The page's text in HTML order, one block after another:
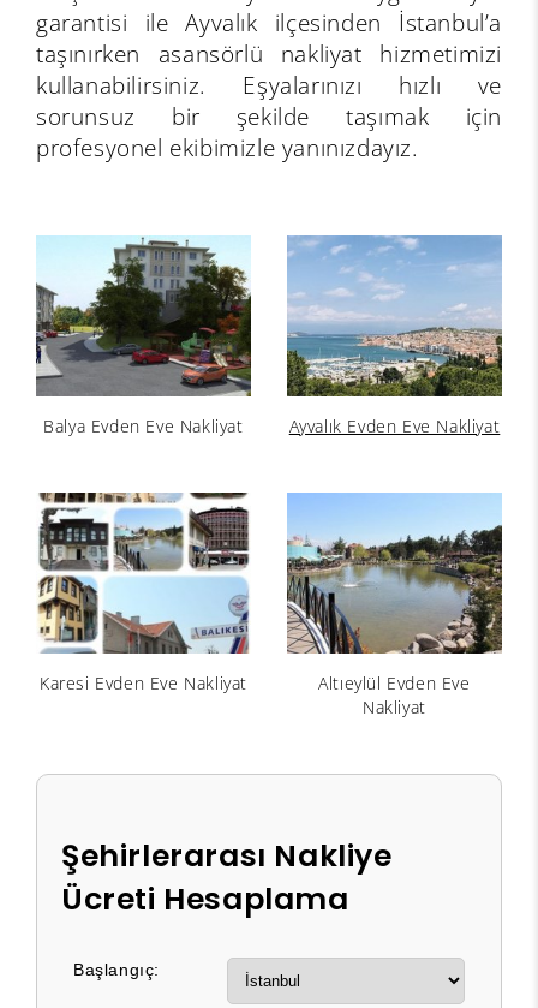
garantisi ile Ayvalık ilçesinden İstanbul’a
taşınırken asansörlü nakliyat hizmetimizi
kullanabilirsiniz. Eşyalarınızı hızlı ve
sorunsuz bir şekilde taşımak için
profesyonel ekibimizle yanınızdayız.
Balya Evden Eve Nakliyat Ayvalık Evden Eve Nakliyat
Karesi Evden Eve Nakliyat
Altıeylül Evden Eve
Nakliyat
Şehirlerarası Nakliye
Ücreti Hesaplama
Başlangıç: